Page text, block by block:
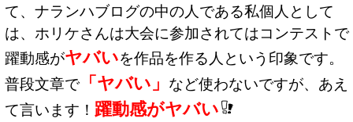
て、ナランハブログの中の人である私個人として
は、ホリケさんは大会に参加されてはコンテストで
躍動感がヤバいを作品を作る人という印象です。
普段文章で「ヤバい」 など使わないですが、あえ
て言います！ 躍動感がヤバい